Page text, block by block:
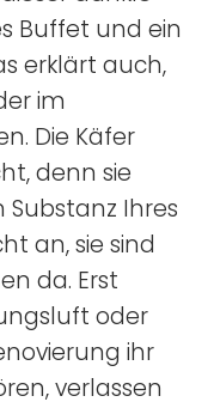
Buffet und ein
erklärt auch,
im
Die Käfer
denn sie
Ihres
an, sie sind
da. Erst
oder
ihr
verlassen